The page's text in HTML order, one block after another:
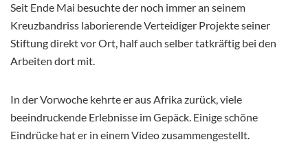
Seit Ende Mai besuchte der noch immer an seinem
Kreuzbandriss laborierende Verteidiger Projekte seiner
Stiftung direkt vor Ort, half auch selber tatkräftig bei den
Arbeiten dort mit.
In der Vorwoche kehrte er aus Afrika zurück, viele
beeindruckende Erlebnisse im Gepäck. Einige schöne
Eindrücke hat er in einem Video zusammengestellt.